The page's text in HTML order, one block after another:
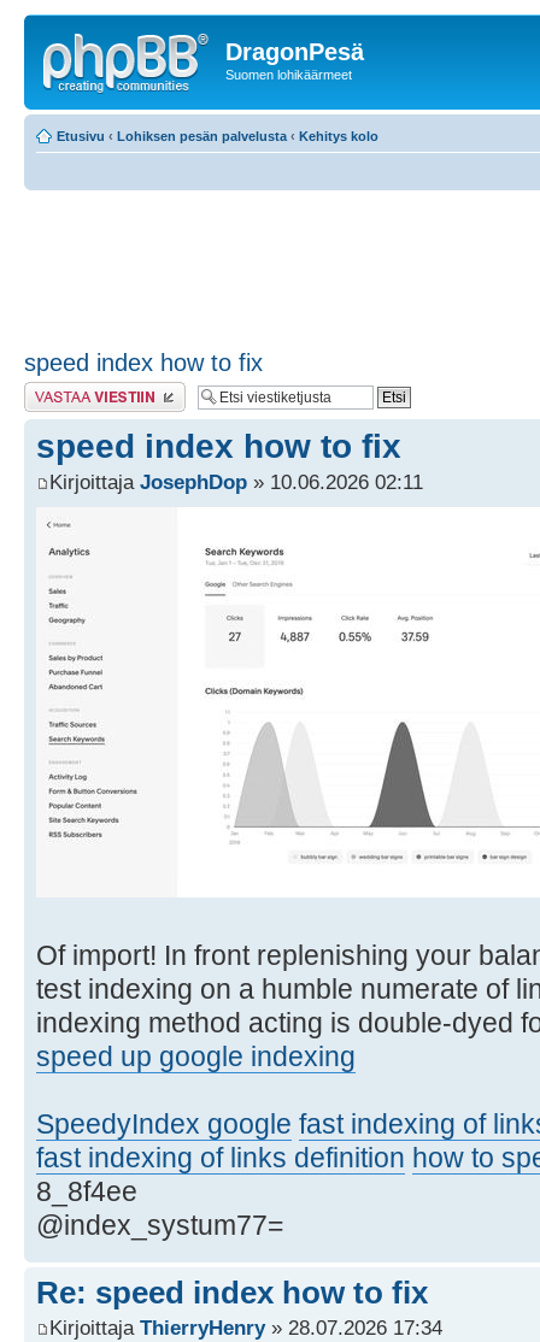
DragonPesä
Suomen lohikäärmeet
Etusivu ‹ Lohiksen pesän palvelusta ‹ Kehitys kolo
speed index how to fix
Lähetä vastaus
speed index how to fix
Kirjoittaja JosephDop » 10.06.2026 02:11
Of import! In front replenishing your
test indexing on a humble numerate of
indexing method acting is double-dyed
speed up google indexing
SpeedyIndex google fast indexing of
fast indexing of links definition how to
8_8f4ee
@index_systum77=
Re: speed index how to fix
Kirjoittaja ThierryHenry» 28.07.2026 17:34